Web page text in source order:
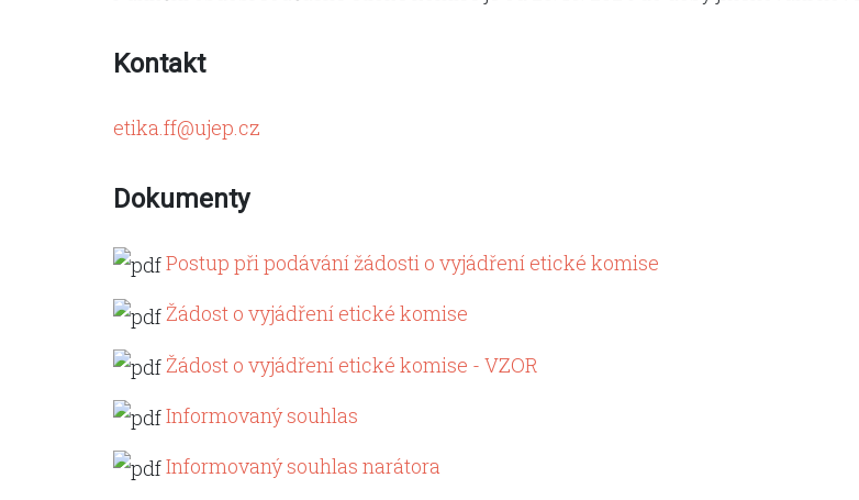
Kontakt
etika.ff@ujep.cz
Dokumenty
Postup při podávání žádosti o vyjádření etické komise
Žádost o vyjádření etické komise
Žádost o vyjádření etické komise - VZOR
Informovaný souhlas
Informovaný souhlas narátora